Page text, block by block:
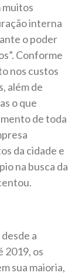
muitos
interna
o poder
Conforme
nos custos
além de
o que
de toda
da cidade e
na busca da
a
2019, os
sua maioria,